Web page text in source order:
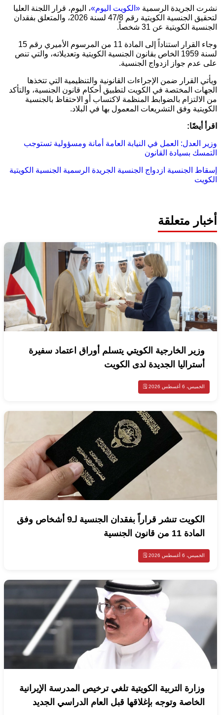
نشرت الجريدة الرسمية «الكويت اليوم»، اليوم، قرار اللجنة العليا
لتحقيق الجنسية الكويتية رقم 47/8 لسنة 2026، والمتعلق بفقدان
الجنسية الكويتية عن 31 شخصاً.
وجاء القرار استناداً إلى المادة 11 من المرسوم الأميري رقم 15
لسنة 1959 الخاص بقانون الجنسية الكويتية وتعديلاته، والتي تنص
على عدم جواز ازدواج الجنسية.
ويأتي القرار ضمن الإجراءات القانونية والتنظيمية التي تتخذها
الجهات المختصة في الكويت لتطبيق أحكام قانون الجنسية، والتأكد
من الالتزام بالضوابط المنظمة لاكتساب أو الاحتفاظ بالجنسية
الكويتية وفق التشريعات المعمول بها في البلاد.
اقرأ أيضًا:
وزير العدل: العمل في النيابة العامة أمانة ومسؤولية تستوجب
التمسك بسيادة القانون
إسقاط الجنسية ازدواج الجنسية الجريدة الرسمية الجنسية الكويتية
الكويت
أخبار متعلقة
وزير الخارجية الكويتي يتسلم أوراق اعتماد سفيرة
أستراليا الجديدة لدى الكويت
الخميس، 6 أغسطس 2026 🗓️
الكويت تنشر قراراً بفقدان الجنسية لـ9 أشخاص وفق
المادة 11 من قانون الجنسية
الخميس، 6 أغسطس 2026 🗓️
وزارة التربية الكويتية تلغي ترخيص المدرسة الإيرانية
الخاصة وتوجه بإغلاقها قبل العام الدراسي الجديد